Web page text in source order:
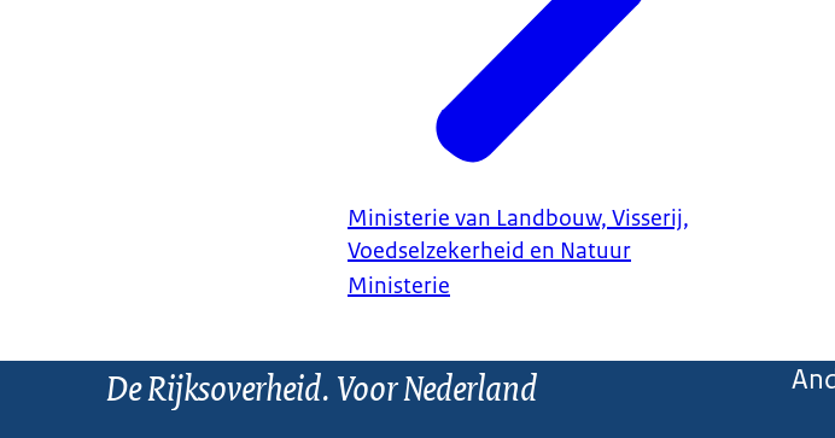
Ministerie van Landbouw, Visserij,
Voedselzekerheid en Natuur
Ministerie
De Rijksoverheid. Voor Nederland